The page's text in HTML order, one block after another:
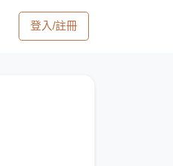
登入/註冊